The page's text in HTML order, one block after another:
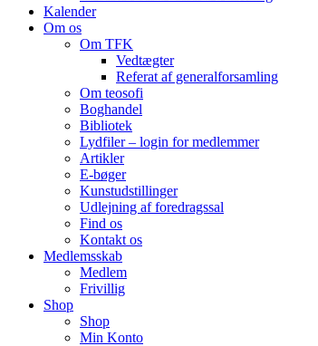
Kalender
Om os
Om TFK
Vedtægter
Referat af generalforsamling
Om teosofi
Boghandel
Bibliotek
Lydfiler – login for medlemmer
Artikler
E-bøger
Kunstudstillinger
Udlejning af foredragssal
Find os
Kontakt os
Medlemsskab
Medlem
Frivillig
Shop
Shop
Min Konto